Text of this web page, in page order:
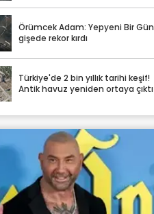
Örümcek Adam: Yepyeni Bir Gün
gişede rekor kırdı
Türkiye'de 2 bin yıllık tarihi keşif!
Antik havuz yeniden ortaya çıktı